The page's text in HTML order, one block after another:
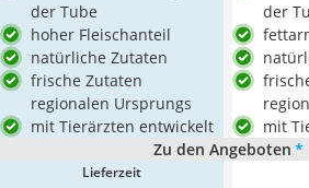
der Tube
hoher Fleischanteil
natürliche Zutaten
frische Zutaten
regionalen Ursprungs
mit Tierärzten entwickelt
der
mit
Zu den Angeboten *
Lieferzeit